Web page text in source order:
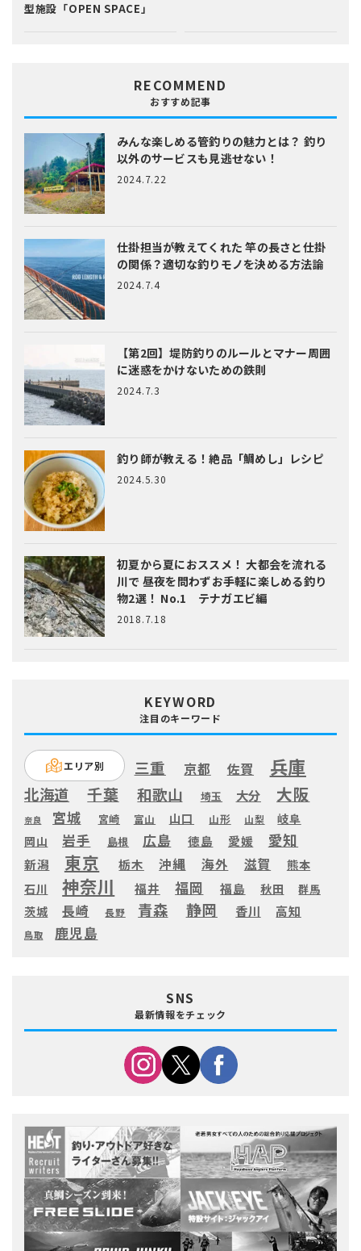
型施設「OPEN SPACE」
RECOMMEND
おすすめ記事
みんな楽しめる管釣りの魅力とは？ 釣り
以外のサービスも見逃せない！
2024.7.22
仕掛担当が教えてくれた竿の長さと仕掛
の関係？適切な釣りモノを決める方法論
2024.7.4
【第2回】堤防釣りのルールとマナー周囲
に迷惑をかけないための鉄則
2024.7.3
釣り師が教える！絶品「鯛めし」レシピ
2024.5.30
初夏から夏におススメ！ 大都会を流れる
川で 昼夜を問わずお手軽に楽しめる釣り
物2選！ No.1 テナガエビ編
2018.7.18
KEYWORD
注目のキーワード
エリア別 三重 京都 佐賀 兵庫
北海道 千葉 和歌山 埼玉 大分 大阪
奈良 宮城 宮崎 富山 山口 山形 山梨
岐阜
岡山
岩手 島根 広島 徳島 愛媛 愛知
新潟 東京 栃木 沖縄 海外 滋賀
熊本
石川
神奈川 福井 福岡 福島 秋田 群馬
茨城 長崎 長野 青森 静岡 香川 高知
鳥取 鹿児島
SNS
最新情報をチェック